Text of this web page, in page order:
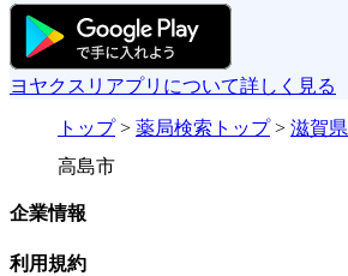
ヨヤクスリアプリについて詳しく見る
トップ> 薬局検索トップ> 滋賀県
高島市
企業情報
利用規約